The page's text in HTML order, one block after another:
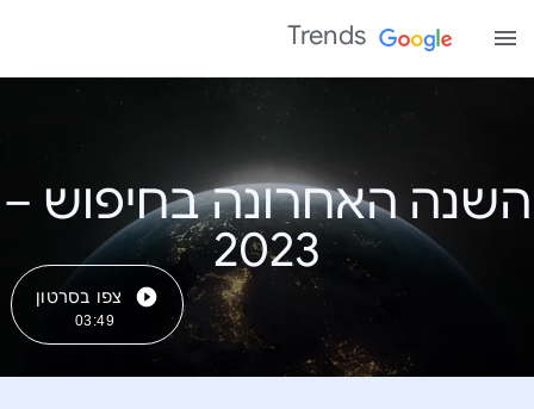
Trends
השנה האחרונה בחיפוש –
צפו בסרטון
03:49